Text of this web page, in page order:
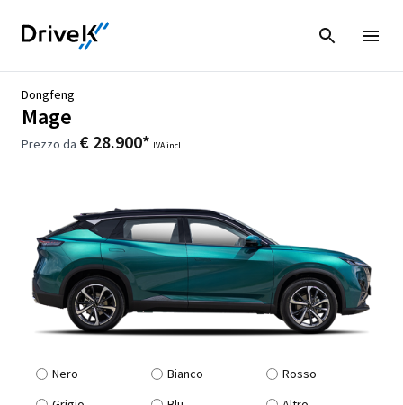
Dongfeng
Mage
Prezzo da € 28.900* IVA incl.
Nero Bianco
Rosso